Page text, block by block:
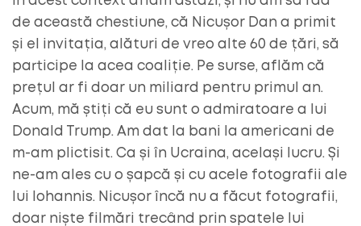
de această chestiune, că Nicușor Dan a primit
și el invitația, alături de vreo alte 60 de țări, să
participe la acea coaliție. Pe surse, aflăm că
prețul ar fi doar un miliard pentru primul an.
Acum, mă știți că eu sunt o admiratoare a lui
Donald Trump. Am dat la bani la americani de
m-am plictisit. Ca și în Ucraina, același lucru. Și
ne-am ales cu o șapcă și cu acele fotografii ale
lui Iohannis. Nicușor încă nu a făcut fotografii,
doar niște filmări trecând prin spatele lui